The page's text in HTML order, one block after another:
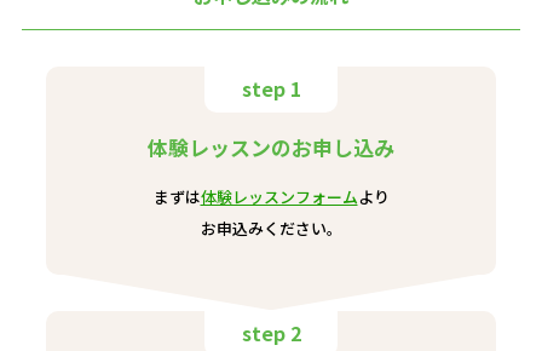
step 1
体験レッスンのお申し込み
まずは体験レッスンフォームより
お申込みください。
step 2